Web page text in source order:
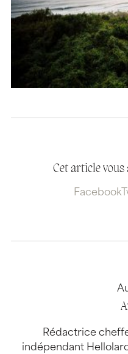
Cet article
Facebook
Rédactrice
indépendant